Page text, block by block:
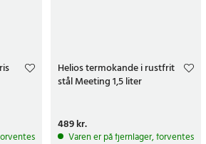
at blive sendt inden for 5-7 hverdage
Helios termokande i rustfrit
stål Meeting 1,5 liter
Pris:489 kr.
489 kr.
Varen er på fjernlager, forventes